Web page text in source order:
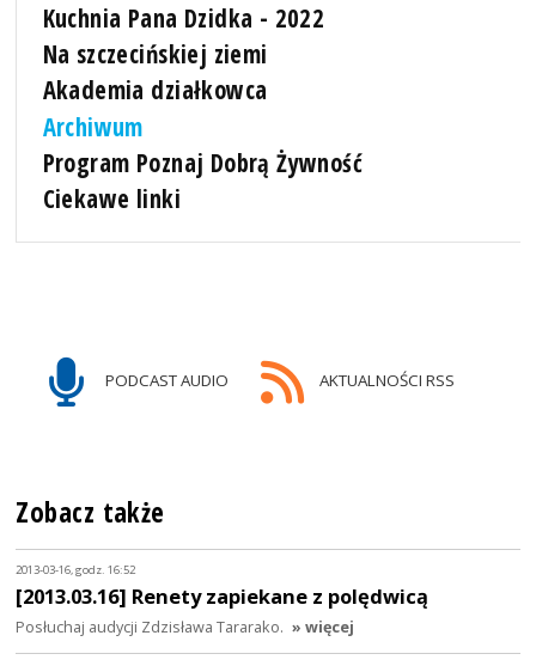
Kuchnia Pana Dzidka - 2022
Na szczecińskiej ziemi
Akademia działkowca
Archiwum
Program Poznaj Dobrą Żywność
Ciekawe linki
PODCAST AUDIO AKTUALNOŚCI RSS
Zobacz także
2013-03-16, godz. 16:52
[2013.03.16] Renety zapiekane z polędwicą
Posłuchaj audycji Zdzisława Tararako. » więcej